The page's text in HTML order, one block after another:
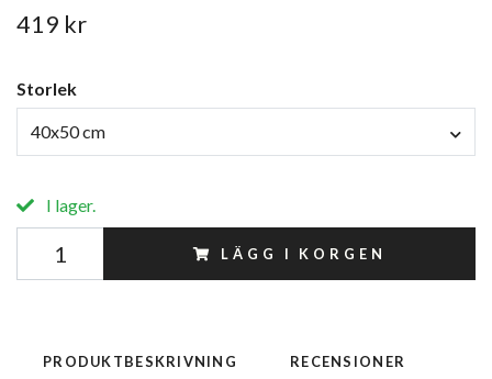
419 kr
Storlek
40x50 cm
I lager.
LÄGG I KORGEN
PRODUKTBESKRIVNING RECENSIONER